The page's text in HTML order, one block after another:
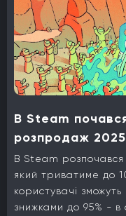
В Steam
розпродаж
В Steam розпочався
який триватиме до
користувачі зможуть
знижками до 95% - в